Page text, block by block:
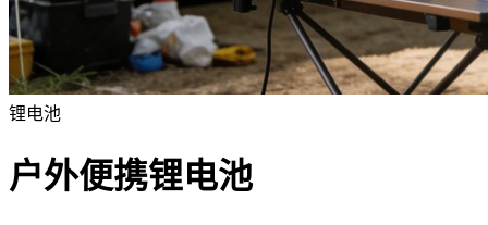
锂电池
户外便携锂电池